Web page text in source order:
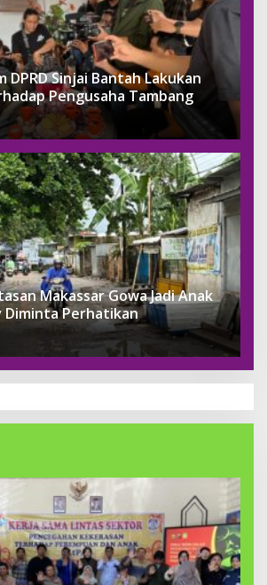
DPRD Sinjai Bantah Lakukan
Pengusaha Tambang
Makassar Gowa Jadi Anak
Diminta Perhatikan